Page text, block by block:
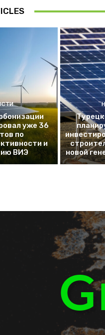
уже 36
по
и
ВИЭ
новой